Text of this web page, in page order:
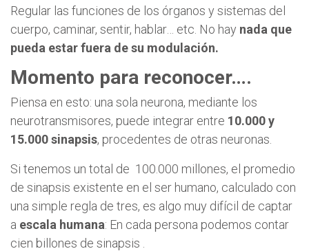
Regular las funciones de los órganos y sistemas del
cuerpo, caminar, sentir, hablar… etc. No hay nada que
pueda estar fuera de su modulación.
Momento para reconocer….
Piensa en esto: una sola neurona, mediante los
neurotransmisores, puede integrar entre 10.000 y
15.000 sinapsis, procedentes de otras neuronas.
Si tenemos un total de 100.000 millones, el promedio
de sinapsis existente en el ser humano, calculado con
una simple regla de tres, es algo muy difícil de captar
a escala humana: En cada persona podemos contar
cien billones de sinapsis .